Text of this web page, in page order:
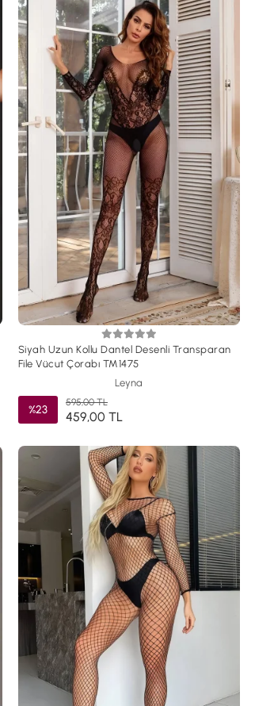
Siyah Uzun Kollu Dantel Desenli Transparan
File Vücut Çorabı TM1475
Leyna
%23
595,00 TL
459,00 TL